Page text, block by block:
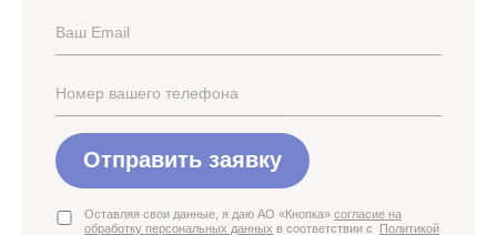
Отправить заявку
Оставляя свои данные, я даю АО «Кнопка» согласие на
обработку персональных данных в соответствии с Политикой